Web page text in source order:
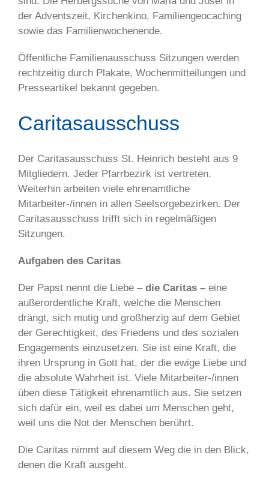
der Adventszeit, Kirchenkino, Familiengeocaching
sowie das Familienwochenende.
Öffentliche Familienausschuss Sitzungen werden
rechtzeitig durch Plakate, Wochenmitteilungen und
Presseartikel bekannt gegeben.
Caritasausschuss
Der Caritasausschuss St. Heinrich besteht aus 9
Mitgliedern. Jeder Pfarrbezirk ist vertreten.
Weiterhin arbeiten viele ehrenamtliche
Mitarbeiter-/innen in allen Seelsorgebezirken. Der
Caritasausschuss trifft sich in regelmäßigen
Sitzungen.
Aufgaben des Caritas
Der Papst nennt die Liebe – die Caritas – eine
außerordentliche Kraft, welche die Menschen
drängt, sich mutig und großherzig auf dem Gebiet
der Gerechtigkeit, des Friedens und des sozialen
Engagements einzusetzen. Sie ist eine Kraft, die
ihren Ursprung in Gott hat, der die ewige Liebe und
die absolute Wahrheit ist. Viele Mitarbeiter-/innen
üben diese Tätigkeit ehrenamtlich aus. Sie setzen
sich dafür ein, weil es dabei um Menschen geht,
weil uns die Not der Menschen berührt.
Die Caritas nimmt auf diesem Weg die in den Blick,
denen die Kraft ausgeht.